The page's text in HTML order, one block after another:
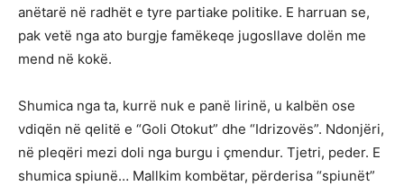
anëtarë në radhët e tyre partiake politike. E harruan se,
pak vetë nga ato burgje famëkeqe jugosllave dolën me
mend në kokë.
Shumica nga ta, kurrë nuk e panë lirinë, u kalbën ose
vdiqën në qelitë e “Goli Otokut” dhe “Idrizovës”. Ndonjëri,
në pleqëri mezi doli nga burgu i çmendur. Tjetri, peder. E
shumica spiunë… Mallkim kombëtar, përderisa “spiunët”